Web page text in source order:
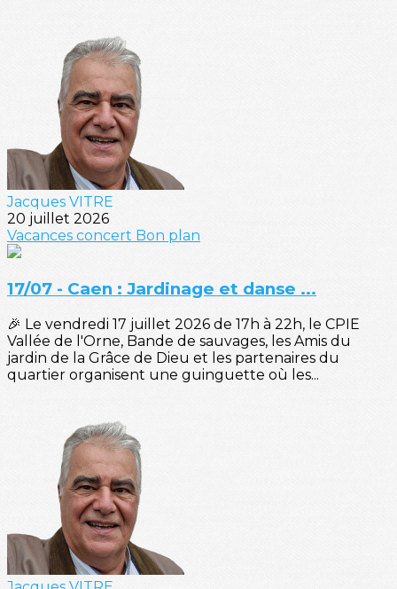
Jacques VITRE
20 juillet 2026
Vacances concert Bon plan
17/07 - Caen : Jardinage et danse ...
🎉 Le vendredi 17 juillet 2026 de 17h à 22h, le CPIE
Vallée de l'Orne, Bande de sauvages, les Amis du
jardin de la Grâce de Dieu et les partenaires du
quartier organisent une guinguette où les...